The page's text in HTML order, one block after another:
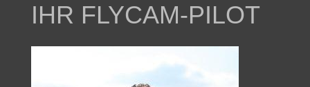
IHR FLYCAM-PILOT